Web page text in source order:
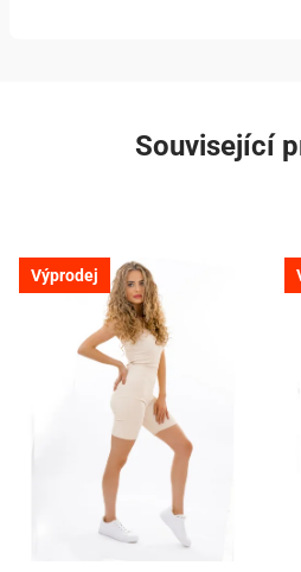
Související
Výprodej